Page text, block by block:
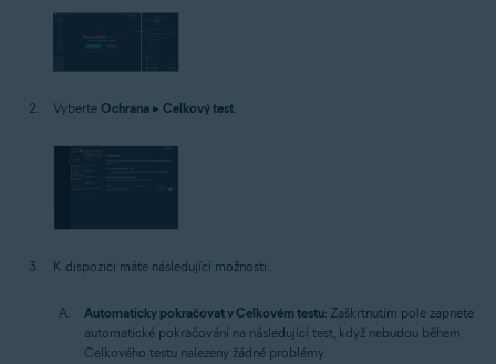
Vyberte Ochrana ▸ Celkový test.
K dispozici máte následující možnosti:
Automaticky pokračovat v Celkovém testu: Zaškrtnutím pole zapnete
automatické pokračování na následující test, když nebudou během
Celkového testu nalezeny žádné problémy.